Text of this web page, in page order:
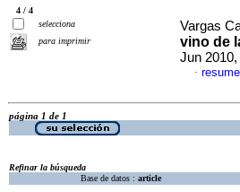
4 / 4
selecciona
para imprimir
Vargas
vino de
Jun
·
página 1 de 1
Refinar la búsqueda
Base de datos : article